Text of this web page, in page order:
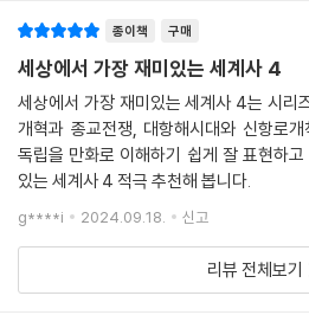
④ 배꼽 잡는 익살을 구사하는 유머의 대가
데 툭툭 튀어나오는 기상천외한 대사와 지
도하게 만든다. 신랄하면서도 유머러스한
을 치게 된다.
⑤ 생생한 캐릭터 묘사 : 말로는 몇백 마디를
상황을 캐릭터 묘사 하나만으로 메시지를
의 힘이다.
각 권의 내용
종이책 구매
세상에서 가장 재미있는 세계사 4
세상에서 가장 재미있는 세계사 4는 시리
개혁과 종교전쟁, 대항해시대와 신항로
독립을 만화로 이해하기 쉽게 잘 표현하
있는 세계사 4 적극 추천해 봅니다.
g****i 2024.09.18. 신고
리뷰 전체보기